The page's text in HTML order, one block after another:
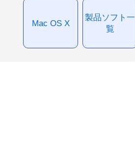
Mac OS X
製品ソフト一
覧